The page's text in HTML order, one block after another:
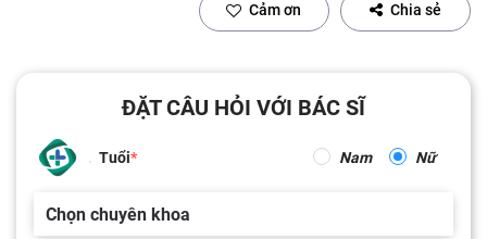
Cảm ơn Chia sẻ
ĐẶT CÂU HỎI VỚI BÁC SĨ
Tuổi Nam Nữ
Chọn chuyên khoa